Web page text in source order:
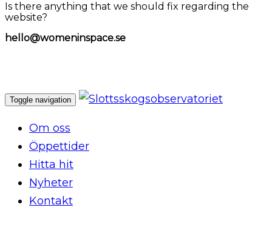
Is there anything that we should fix regarding the
website?
hello@womeninspace.se
Toggle navigation
Om oss
Öppettider
Hitta hit
Nyheter
Kontakt